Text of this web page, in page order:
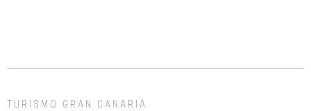
días, ella incluida...
TURISMO GRAN CANARIA